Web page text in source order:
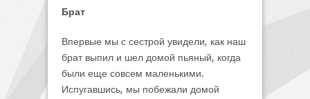
Брат
Впервые мы с сестрой увидели, как наш
брат выпил и шел домой пьяный, когда
были еще совсем маленькими.
Испугавшись, мы побежали домой